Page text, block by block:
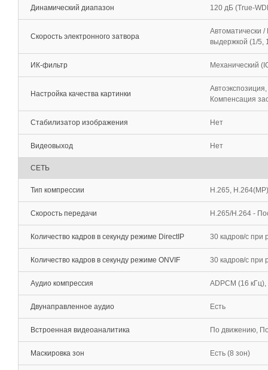
Динамический диапазон 120 дБ (True-
Скорость электронного затвора
Автоматически
выдержкой (1/5,
ИК-фильтр Механический
Настройка качества картинки
Компенсация
Стабилизатор изображения Нет
Видеовыход Нет
СЕТЬ
Тип компрессии H.265,
Скорость передачи H.265/H.264 -
Количество кадров в секунду режиме DirectIP 30 кадров/с при
Количество кадров в секунду режиме ONVIF 30 кадров/c при
Аудио компрессия ADPCM (16
Двунаправленное аудио Есть
Встроенная видеоаналитика По движению,
Маскировка зон Есть (8 зон)